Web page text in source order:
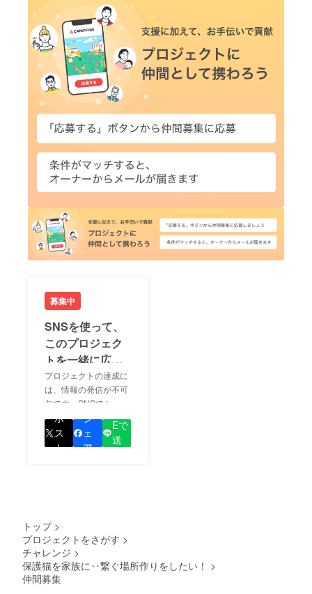
募集中
SNSを使って、
このプロジェク
トを一緒に広め
ましょう！
プロジェクトの達成に
は、情報の発信が不可
欠です。SNSでシェア
をして、あなたが応援
しているプロジェクト
の良さを知ってもらい
ポ
ス
ト
シ
ェ
ア
Eで
送
トップ >
プロジェクトをさがす >
チャレンジ >
保護猫を家族に‥繋ぐ場所作りをしたい！ >
仲間募集